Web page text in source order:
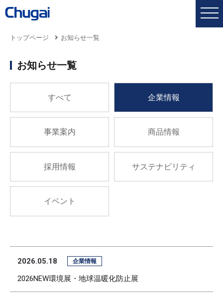
トップページ お知らせ一覧
お知らせ一覧
すべて 企業情報
事業案内 商品情報
採用情報 サステナビリティ
イベント
2026.05.18 企業情報
2026NEW環境展・地球温暖化防止展